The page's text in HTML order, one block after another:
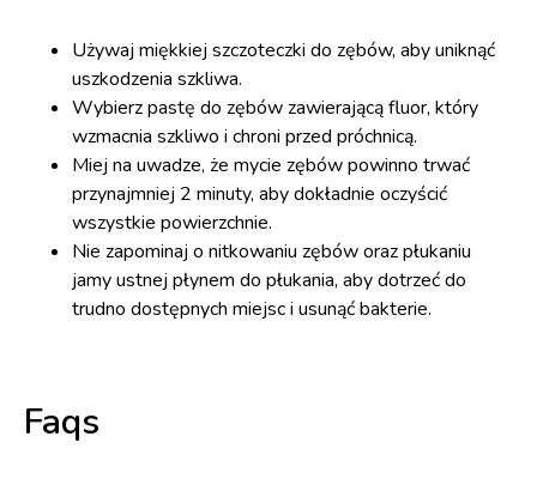
Używaj miękkiej szczoteczki do zębów, aby uniknąć
uszkodzenia szkliwa.
Wybierz pastę do zębów zawierającą fluor, który
wzmacnia szkliwo i chroni przed próchnicą.
Miej na uwadze, że mycie zębów powinno trwać
przynajmniej 2 minuty, aby dokładnie oczyścić
wszystkie powierzchnie.
Nie zapominaj o nitkowaniu zębów oraz płukaniu
jamy ustnej płynem do płukania, aby dotrzeć do
trudno dostępnych miejsc i usunąć bakterie.
Faqs